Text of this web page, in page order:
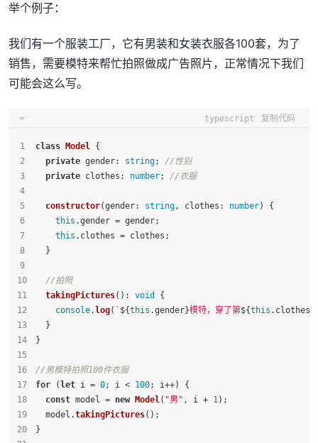
举个例子：
我们有一个服装工厂，它有男装和女装衣服各100套，为了
销售，需要模特来帮忙拍照做成广告照片，正常情况下我们
可能会这么写。
typescript 复制代码
class Model {
private gender: string; //性别
private clothes : number; //衣服
constructor(gender: string, clothes : number) {
this .gender = gender;
this . clothes = clothes;
  }
//拍照
takingPictures(): void
{
console. log( ` ${this .gender}模特，穿了第${this .clothes}
  }
}
//男模特拍照100件衣服
for ( let i = 0; i < 100; i++) {
const model = new Model( "男" , i + 1);
  model.
takingPictures();
}